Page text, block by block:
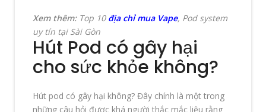
Xem thêm:Top 10 địa chỉ mua Vape, Pod system
uy tín tại Sài Gòn
Hút Pod có gây hại
cho sức khỏe không?
Hút pod có gây hại không? Đây chính là một trong
những câu hỏi được khá người thắc mắc liệu rằng